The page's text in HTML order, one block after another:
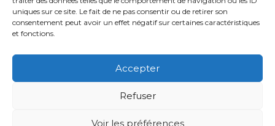
uniques sur ce site. Le fait de ne pas consentir ou de retirer son
consentement peut avoir un effet négatif sur certaines caractéristiques
et fonctions.
Accepter
Refuser
Voir les préférences
Votre CPTS